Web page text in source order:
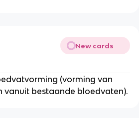
New cards
(vorming van
vanuit bestaande bloedvaten).